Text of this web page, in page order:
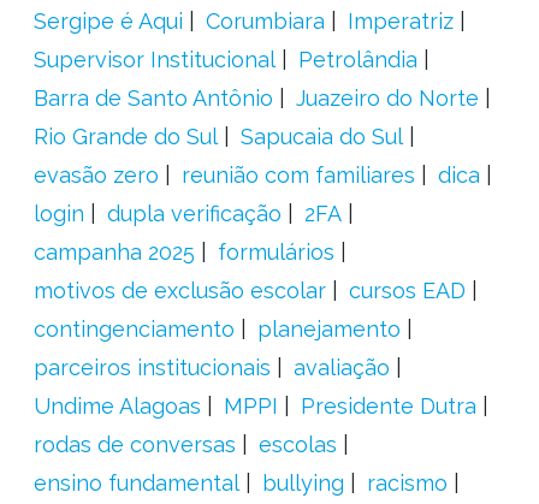
Sergipe é Aqui
Corumbiara
Imperatriz
Supervisor Institucional
Petrolândia
Barra de Santo Antônio
Juazeiro do Norte
Rio Grande do Sul
Sapucaia do Sul
evasão zero
reunião com familiares
dica
login
dupla verificação
2FA
campanha 2025
formulários
motivos de exclusão escolar
cursos EAD
contingenciamento
planejamento
parceiros institucionais
avaliação
Undime Alagoas
MPPI
Presidente Dutra
rodas de conversas
escolas
ensino fundamental
bullying racismo